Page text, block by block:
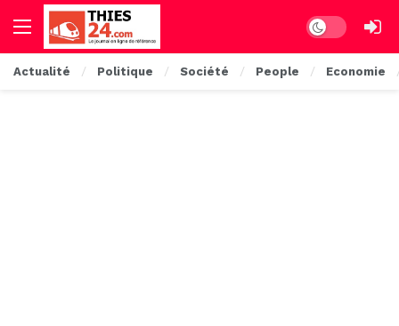
Dark mode
Actualité Politique Société People Economie